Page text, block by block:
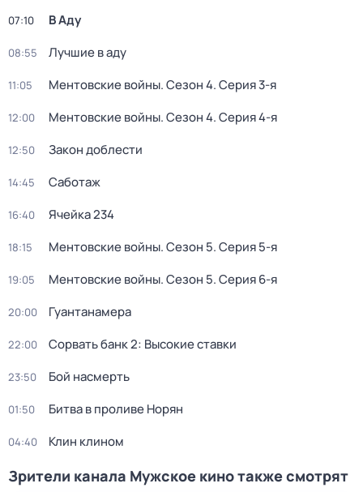
07:10 В Аду
08:55 Лучшие в аду
11:05 Ментовские войны. Сезон 4. Серия 3-я
12:00 Ментовские войны. Сезон 4. Серия 4-я
12:50 Закон доблести
14:45 Саботаж
16:40 Ячейка 234
18:15 Ментовские войны. Сезон 5. Серия 5-я
19:05 Ментовские войны. Сезон 5. Серия 6-я
20:00 Гуантанамера
22:00 Сорвать банк 2: Высокие ставки
23:50 Бой насмерть
01:50 Битва в проливе Норян
04:40 Клин клином
Зрители канала Мужское кино также смотрят